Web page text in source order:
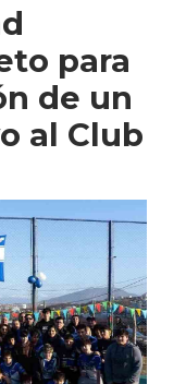
para
de un
al Club